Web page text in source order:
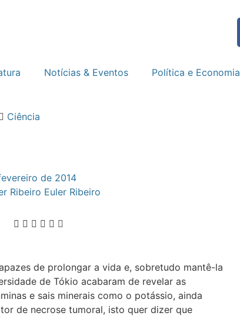
Notícias & Eventos Política e Economia
Ciência
de 2014
Euler Ribeiro
de prolongar a vida e, sobretudo mantê-la
de Tókio acabaram de revelar as
e sais minerais como o potássio, ainda
de necrose tumoral, isto quer dizer que